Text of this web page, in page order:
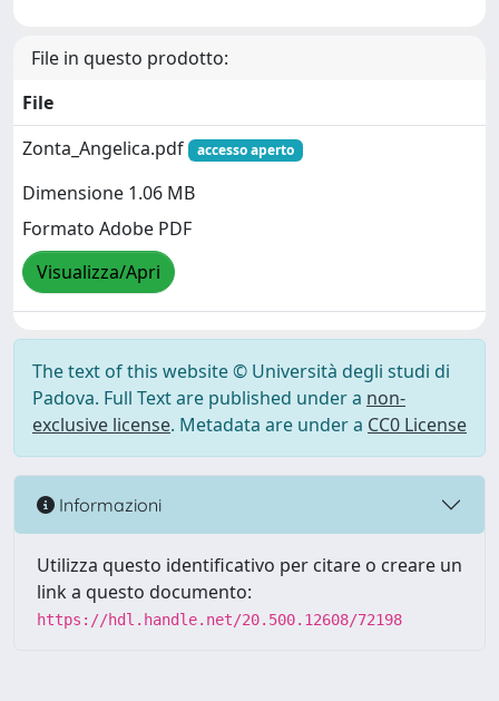
File in questo prodotto:
File
Zonta_Angelica.pdf
accesso aperto
Dimensione 1.06 MB
Formato Adobe PDF
Visualizza/Apri
The text of this website © Università degli studi di
Padova. Full Text are published under a non-
exclusive license. Metadata are under a CC0 License
Informazioni
Utilizza questo identificativo per citare o creare un
link a questo documento:
https://hdl.handle.net/20.500.12608/72198